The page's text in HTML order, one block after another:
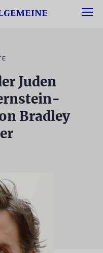
Juden
Bradley